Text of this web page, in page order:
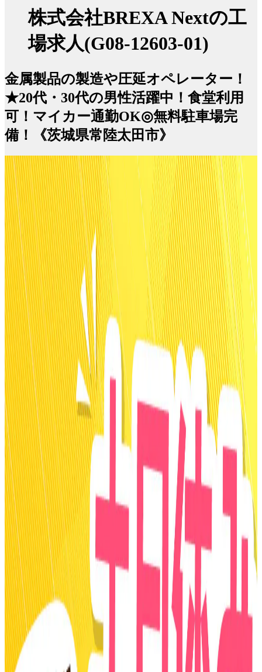
株式会社BREXA Nextの工
場求人(G08-12603-01)
金属製品の製造や圧延オペレーター！
★20代・30代の男性活躍中！食堂利用
可！マイカー通勤OK◎無料駐車場完
備！《茨城県常陸太田市》